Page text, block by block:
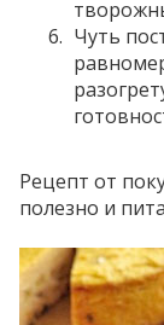
Чуть
Рецепт от
полезно и